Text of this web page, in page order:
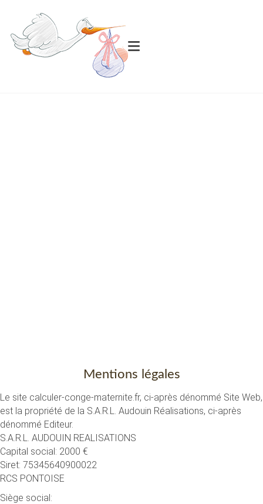
Mentions légales
Le site calculer-conge-maternite.fr, ci-après dénommé Site Web,
est la propriété de la S.A.R.L. Audouin Réalisations, ci-après
dénommé Editeur.
S.A.R.L. AUDOUIN REALISATIONS
Capital social: 2000 €
Siret: 75345640900022
RCS PONTOISE
Siège social: